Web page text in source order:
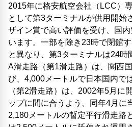
2015年に格安航空会社（LCC）
として第3ターミナルが供用開始
ザイン賞で高い評価を受け、国
います。一部を除き23時で閉館
と異なり、第3ターミナルは24時
A滑走路（第1滑走路）は、関西
び、4,000メートルで日本国内で
（第2滑走路）は、2002年5月に
ップに間に合うよう、同年4月に
2,180メートルの暫定平行滑走路